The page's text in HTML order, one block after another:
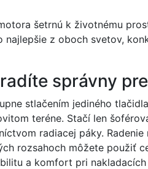
šetrnú k životnému
z oboch svetov,
správny
stlačením jediného
teréne. Stačí len
radiacej páky. Radenie
rozsahoch môžete použiť
a komfort pri